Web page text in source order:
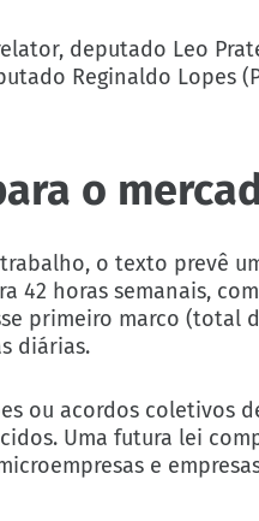
deputado Leo
Reginaldo Lopes
o
o texto prevê
42 horas semanais,
primeiro marco
diárias.
ou acordos
Uma futura lei
e